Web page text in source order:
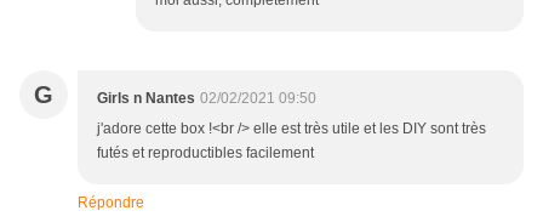
G Girls n Nantes 02/02/2021 09:50
j'adore cette box !<br /> elle est très utile et les DIY sont très
futés et reproductibles facilement
Répondre